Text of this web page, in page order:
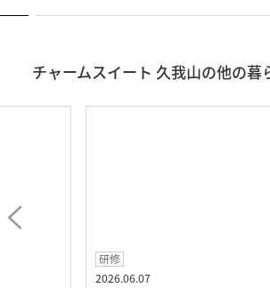
チャームスイート 久我山の他の暮
研修
2026.06.07